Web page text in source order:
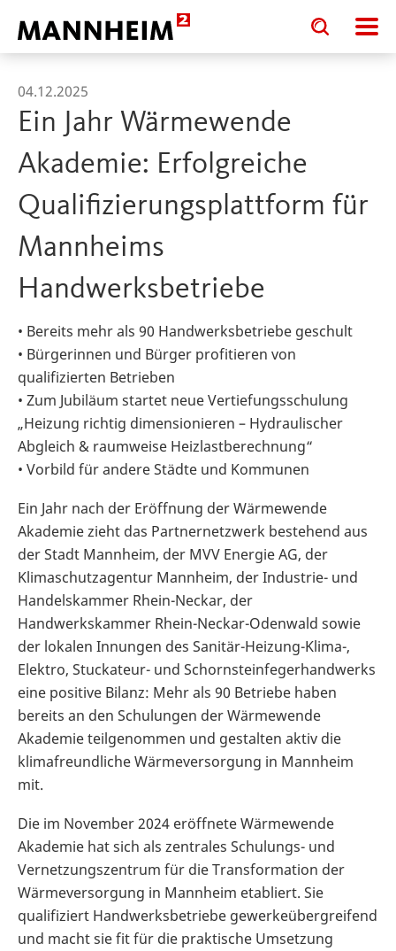
Toggle
search
input
Toggle
search
input
04.12.2025
Ein Jahr Wärmewende
Akademie: Erfolgreiche
Qualifizierungsplattform für
Mannheims
Handwerksbetriebe
• Bereits mehr als 90 Handwerksbetriebe geschult
• Bürgerinnen und Bürger profitieren von
qualifizierten Betrieben
• Zum Jubiläum startet neue Vertiefungsschulung
„Heizung richtig dimensionieren – Hydraulischer
Abgleich & raumweise Heizlastberechnung“
• Vorbild für andere Städte und Kommunen
Ein Jahr nach der Eröffnung der Wärmewende
Akademie zieht das Partnernetzwerk bestehend aus
der Stadt Mannheim, der MVV Energie AG, der
Klimaschutzagentur Mannheim, der Industrie- und
Handelskammer Rhein-Neckar, der
Handwerkskammer Rhein-Neckar-Odenwald sowie
der lokalen Innungen des Sanitär-Heizung-Klima-,
Elektro, Stuckateur- und Schornsteinfegerhandwerks
eine positive Bilanz: Mehr als 90 Betriebe haben
bereits an den Schulungen der Wärmewende
Akademie teilgenommen und gestalten aktiv die
klimafreundliche Wärmeversorgung in Mannheim
mit.
Die im November 2024 eröffnete Wärmewende
Akademie hat sich als zentrales Schulungs- und
Vernetzungszentrum für die Transformation der
Wärmeversorgung in Mannheim etabliert. Sie
qualifiziert Handwerksbetriebe gewerkeübergreifend
und macht sie fit für die praktische Umsetzung